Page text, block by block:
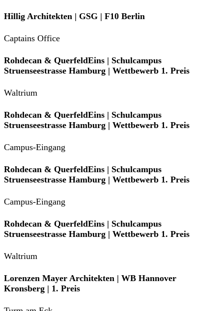
Hillig Architekten | GSG | F10 Berlin
Captains Office
Rohdecan & QuerfeldEins | Schulcampus
Struenseestrasse Hamburg | Wettbewerb 1. Preis
Waltrium
Rohdecan & QuerfeldEins | Schulcampus
Struenseestrasse Hamburg | Wettbewerb 1. Preis
Campus-Eingang
Rohdecan & QuerfeldEins | Schulcampus
Struenseestrasse Hamburg | Wettbewerb 1. Preis
Campus-Eingang
Rohdecan & QuerfeldEins | Schulcampus
Struenseestrasse Hamburg | Wettbewerb 1. Preis
Waltrium
Lorenzen Mayer Architekten | WB Hannover
Kronsberg | 1. Preis